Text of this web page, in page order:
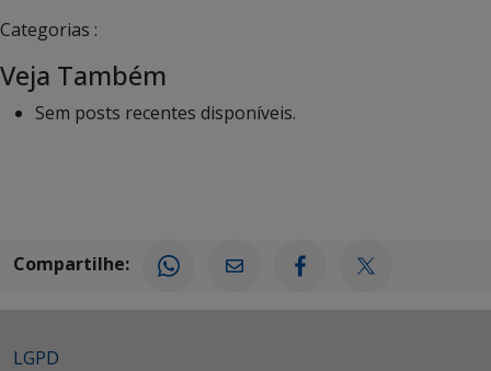
Categorias :
Veja Também
Sem posts recentes disponíveis.
Compartilhe:
LGPD